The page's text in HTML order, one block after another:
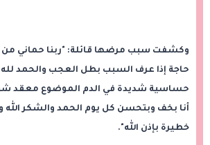
وكشفت سبب مرضها قائلة: "ربنا حماني من
حاجة إذا عرف السبب بطل العجب والحمد لله
حساسية شديدة في الدم الموضوع معقد
أنا بخف وبتحسن كل يوم الحمد والشكر
خطيرة بإذن الله".